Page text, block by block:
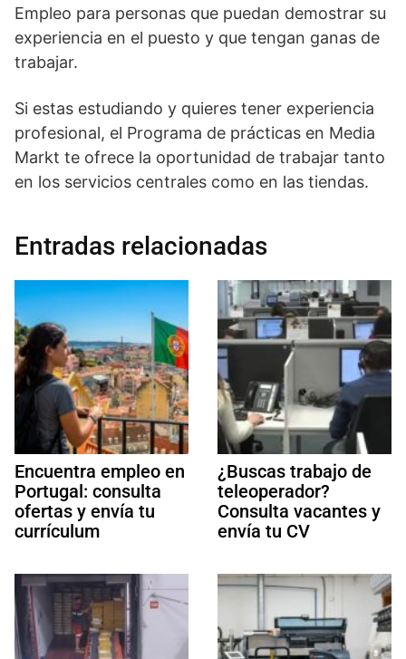
Empleo para personas que puedan demostrar su
experiencia en el puesto y que tengan ganas de
trabajar.
Si estas estudiando y quieres tener experiencia
profesional, el Programa de prácticas en Media
Markt te ofrece la oportunidad de trabajar tanto
en los servicios centrales como en las tiendas.
Entradas relacionadas
Encuentra empleo en
Portugal: consulta
ofertas y envía tu
currículum
¿Buscas trabajo de
teleoperador?
Consulta vacantes y
envía tu CV